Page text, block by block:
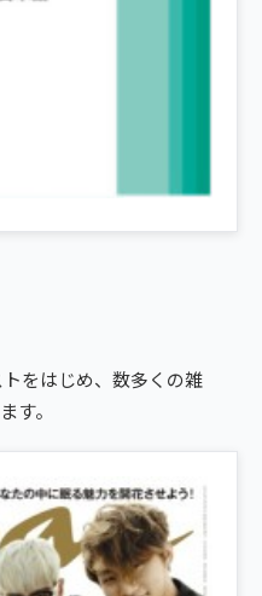
をはじめ、数多くの雑
す。